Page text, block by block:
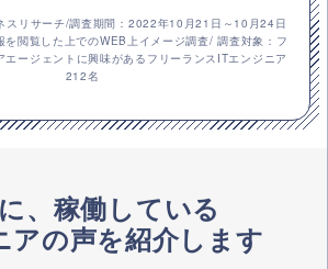
スリサーチ/調査期間：2022年10月21日～10月24日
を閲覧した上でのWEB上イメージ調査/ 調査対象：フ
エージェントに興味があるフリーランスITエンジニア
212名
、稼働している
アの声を紹介します